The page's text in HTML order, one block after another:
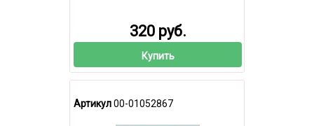
320 руб.
Купить
Артикул00-01052867